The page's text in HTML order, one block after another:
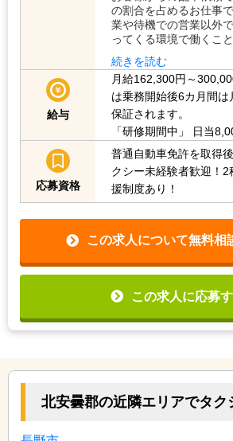
の割合を占めるお仕事
業や待機での営業以外
ってくる環境で働くこ
続きを読む
給与
月給162,300円～
は乗務開始後6カ月間
保証されます。
「研修期間中」
日当
応募資格
普通自動車免許を取得
クシー未経験者歓迎！
援制度あり！
この求人について無料相
この求人に応募
北安曇郡の近隣エリアでタク